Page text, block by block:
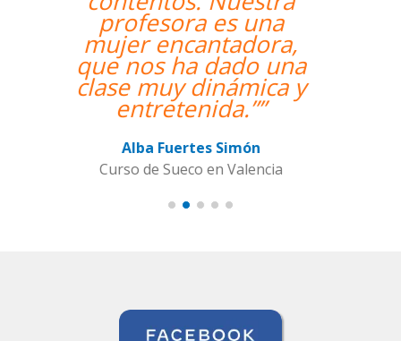
Alexandra Keller
Curso de Swahili en Madrid